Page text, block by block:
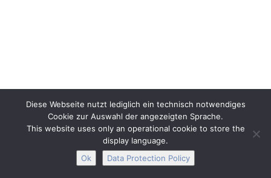
Diese Webseite nutzt lediglich ein technisch notwendiges
Cookie zur Auswahl der angezeigten Sprache.
This website uses only an operational cookie to store the
display language.
Ok
Data Protection Policy